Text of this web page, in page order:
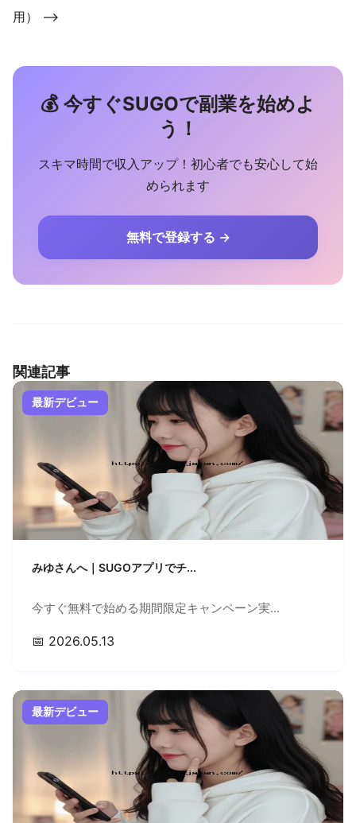
用） -->
💰 今すぐSUGOで副業を始めよ
う！
スキマ時間で収入アップ！初心者でも安心して始
められます
無料で登録する →
関連記事
最新デビュー
みゆさんへ｜SUGOアプリでチ...
今すぐ無料で始める期間限定キャンペーン実...
📅 2026.05.13
最新デビュー